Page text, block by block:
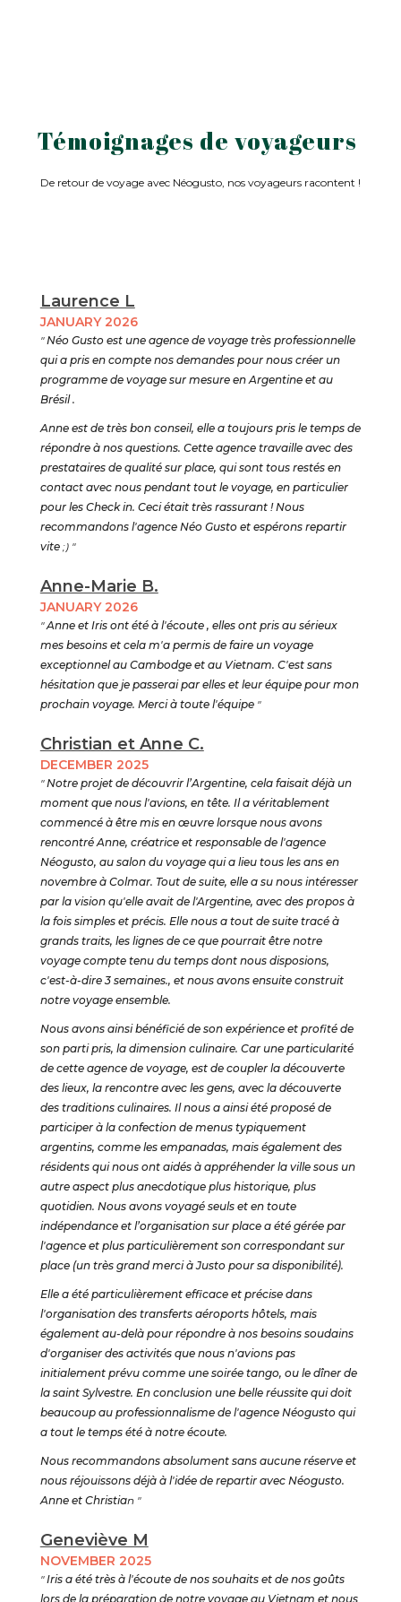
Témoignages de voyageurs
De retour de voyage avec Néogusto, nos voyageurs racontent !
Laurence L
JANUARY 2026
"Néo Gusto est une agence de voyage très professionnelle
qui a pris en compte nos demandes pour nous créer un
programme de voyage sur mesure en Argentine et au
Brésil .
Anne est de très bon conseil, elle a toujours pris le temps de
répondre à nos questions. Cette agence travaille avec des
prestataires de qualité sur place, qui sont tous restés en
contact avec nous pendant tout le voyage, en particulier
pour les Check in. Ceci était très rassurant ! Nous
recommandons l'agence Néo Gusto et espérons repartir
vite;) "
Anne-Marie B.
JANUARY 2026
"Anne et Iris ont été à l'écoute , elles ont pris au sérieux
mes besoins et cela m'a permis de faire un voyage
exceptionnel au Cambodge et au Vietnam. C'est sans
hésitation que je passerai par elles et leur équipe pour mon
prochain voyage. Merci à toute l'équipe "
Christian et Anne C.
DECEMBER 2025
"Notre projet de découvrir l’Argentine, cela faisait déjà un
moment que nous l'avions, en tête. Il a véritablement
commencé à être mis en œuvre lorsque nous avons
rencontré Anne, créatrice et responsable de l'agence
Néogusto, au salon du voyage qui a lieu tous les ans en
novembre à Colmar. Tout de suite, elle a su nous intéresser
par la vision qu'elle avait de l'Argentine, avec des propos à
la fois simples et précis. Elle nous a tout de suite tracé à
grands traits, les lignes de ce que pourrait être notre
voyage compte tenu du temps dont nous disposions,
c'est-à-dire 3 semaines., et nous avons ensuite construit
notre voyage ensemble.
Nous avons ainsi bénéficié de son expérience et profité de
son parti pris, la dimension culinaire. Car une particularité
de cette agence de voyage, est de coupler la découverte
des lieux, la rencontre avec les gens, avec la découverte
des traditions culinaires. Il nous a ainsi été proposé de
participer à la confection de menus typiquement
argentins, comme les empanadas, mais également des
résidents qui nous ont aidés à appréhender la ville sous un
autre aspect plus anecdotique plus historique, plus
quotidien. Nous avons voyagé seuls et en toute
indépendance et l’organisation sur place a été gérée par
l'agence et plus particulièrement son correspondant sur
place (un très grand merci à Justo pour sa disponibilité).
Elle a été particulièrement efficace et précise dans
l'organisation des transferts aéroports hôtels, mais
également au-delà pour répondre à nos besoins soudains
d'organiser des activités que nous n'avions pas
initialement prévu comme une soirée tango, ou le dîner de
la saint Sylvestre. En conclusion une belle réussite qui doit
beaucoup au professionnalisme de l'agence Néogusto qui
a tout le temps été à notre écoute.
Nous recommandons absolument sans aucune réserve et
nous réjouissons déjà à l'idée de repartir avec Néogusto.
Anne et Christian "
Geneviève M
NOVEMBER 2025
"Iris a été très à l'écoute de nos souhaits et de nos goûts
lors de la préparation de notre voyage au Vietnam et nous